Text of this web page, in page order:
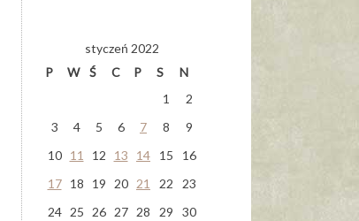
styczeń 2022
P
W Ś C P S
N
1
2
3
4 5 6 7 8
9
10
11 12 13 14 15
16
17
18 19 20 21 22
23
24
25 26 27 28 29
30